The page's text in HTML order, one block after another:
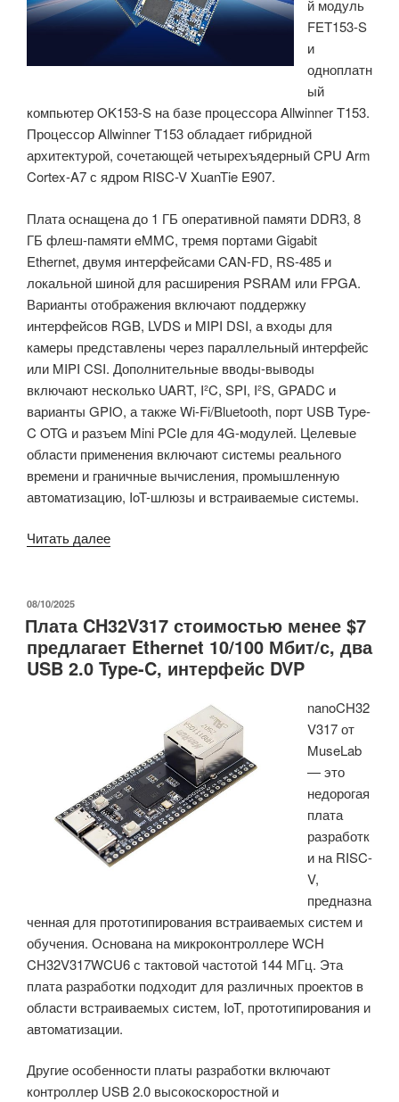
поддерживают
до
линий
Gen5
и
обеспечивают
10-
доступность.»
й модуль
FET153-S
и
одноплатн
ый
компьютер OK153-S на базе процессора Allwinner T153.
Процессор Allwinner T153 обладает гибридной
архитектурой, сочетающей четырехъядерный CPU Arm
Cortex-A7 с ядром RISC-V XuanTie E907.
Плата оснащена до 1 ГБ оперативной памяти DDR3, 8
ГБ флеш-памяти eMMC, тремя портами Gigabit
Ethernet, двумя интерфейсами CAN-FD, RS-485 и
локальной шиной для расширения PSRAM или FPGA.
Варианты отображения включают поддержку
интерфейсов RGB, LVDS и MIPI DSI, а входы для
камеры представлены через параллельный интерфейс
или MIPI CSI. Дополнительные вводы-выводы
включают несколько UART, I²C, SPI, I²S, GPADC и
варианты GPIO, а также Wi-Fi/Bluetooth, порт USB Type-
C OTG и разъем Mini PCIe для 4G-модулей. Целевые
области применения включают системы реального
времени и граничные вычисления, промышленную
автоматизацию, IoT-шлюзы и встраиваемые системы.
Читать далее«Промышленные
на
базе
Allwinner
комбинацией
Arm
Cortex-
A7
и
RISC-
ОПУБЛИКОВАНО
08/10/2025
Плата CH32V317 стоимостью менее $7
предлагает Ethernet 10/100 Мбит/с, два
USB 2.0 Type-C, интерфейс DVP
nanoCH32
V317 от
MuseLab
— это
недорогая
плата
разработк
и на RISC-
V,
предназна
ченная для прототипирования встраиваемых систем и
обучения. Основана на микроконтроллере WCH
CH32V317WCU6 с тактовой частотой 144 МГц. Эта
плата разработки подходит для различных проектов в
области встраиваемых систем, IoT, прототипирования и
автоматизации.
Другие особенности платы разработки включают
контроллер USB 2.0 высокоскоростной и